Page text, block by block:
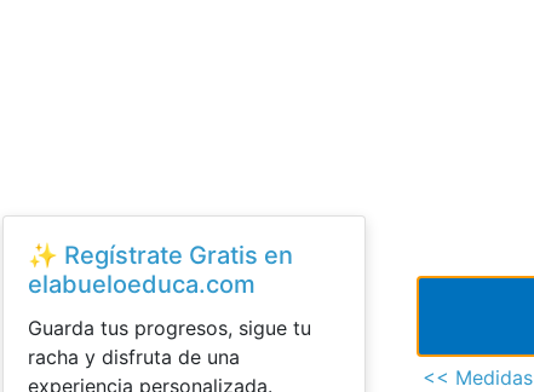
<< Medidas
✨ Regístrate Gratis en
elabueloeduca.com
Guarda tus progresos, sigue tu
racha y disfruta de una
experiencia personalizada.